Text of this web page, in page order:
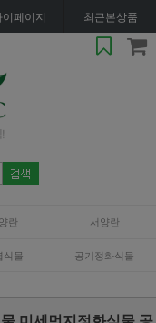
이페이지 최근본상품
란 서양란
식물 공기정화식물